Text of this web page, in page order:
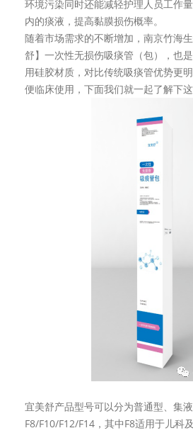
环境污染同时还能减轻护理人员工作
内的痰液，提高黏膜损伤概率。
随着市场需求的不断增加，南京竹海
舒】一次性无损伤吸痰管（包），也是
用硅胶材质，对比传统吸痰管优势更
便临床使用，下面我们就一起了解下这
宜美舒产品型号可以分为普通型、集
F8/F10/F12/F14，其中F8适用于儿科